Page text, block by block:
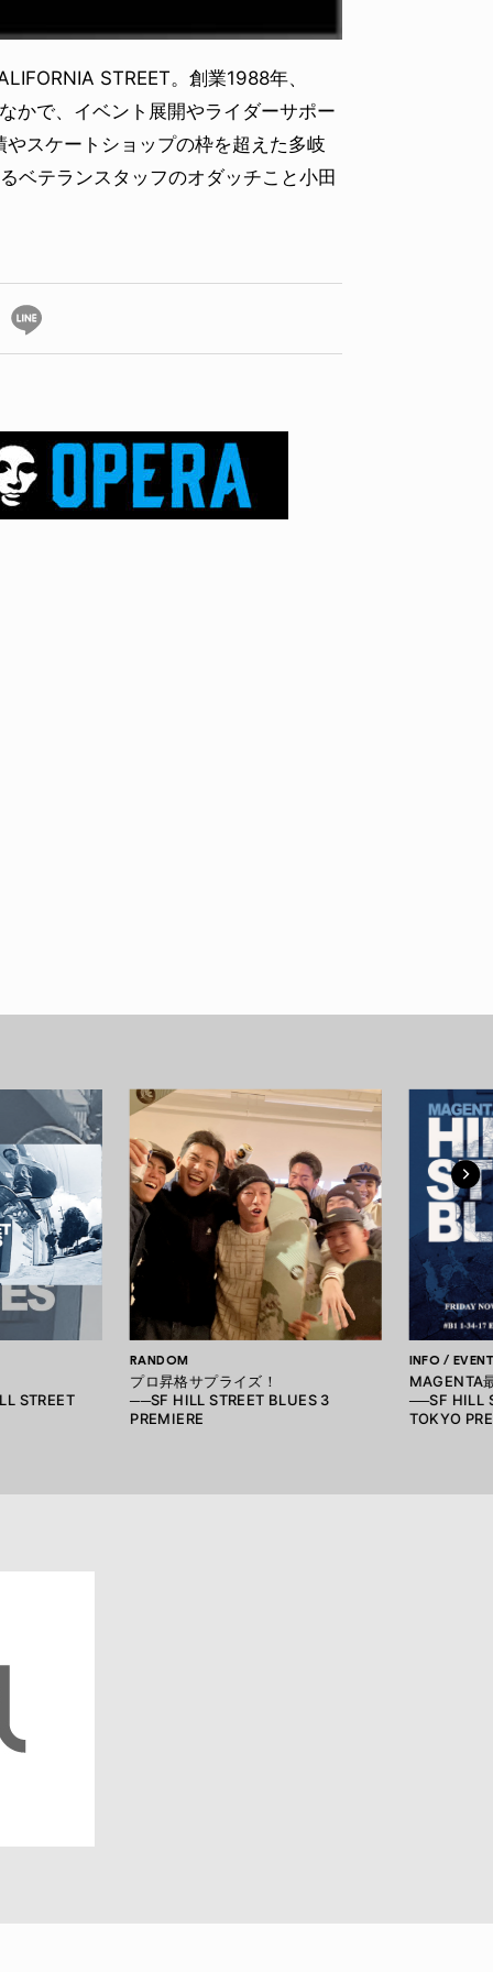
STREET。創業1988年、
かで、イベント展開やライダーサポー
スケートショップの枠を超えた多岐
ベテランスタッフのオダッチこと小田
STREET
RANDOM
プロ昇格サプライズ！
──SF HILL STREET BLUES 3
PREMIERE
INFO /
MAGENTA
──SF HILL
TOKYO